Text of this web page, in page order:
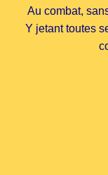
Au combat,
Y jetant toutes